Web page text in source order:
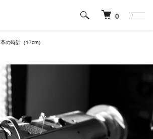
0
革の時計（17cm）